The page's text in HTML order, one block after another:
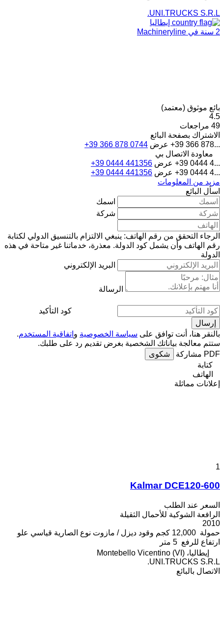
UNI.TRUCKS S.R.L.
إيطاليا
2 سنة في Machineryline
بائع موثوق (معتمد)
4.5
49 مراجعات
الاشتراك بصفحة البائع
+39 366 878... عرض +39 366 878 0744
معاودة الاتصال بي
+39 0444 4... عرض +39 0444 441356
+39 0444 4... عرض +39 0444 441356
مزيد من المعلومات
اسأل البائع
اسمك
شركة
الرجاء التحقق من رقم الهاتف: ينبغي الالتزام بالتنسيق الدولي لكتابة
رقم الهاتف وأن يشمل كود الدولة. معذرة، خدماتنا غير متاحة في هذه
الدولة
البريد الإلكتروني
الرسالة
كود التأكيد
بالنقر هنا، أنت توافق على سياسة الخصوصية و اتفاقية المستخدم.
ستتم معالجة بياناتك الشخصية بغرض تقديم رد على طلبك.
PDF مشاركة
شكوى
كتابة
الهاتف
إعلانات مماثلة
1
Kalmar DCE120-600
السعر عند الطلب
الرافعة الشوكية للأحمال الثقيلة
2010
حمولة 12,000 كجم وقود ديزل / مازوت نوع الصارية قياسي علو
ارتفاع للرفع 5 متر
إيطاليا، Montebello Vicentino (VI)
UNI.TRUCKS S.R.L.
الاتصال بالبائع